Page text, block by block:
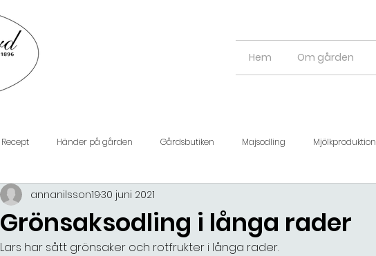
Hem Om gården
Recept Händer på gården Gårdsbutiken Majsodling Mjölkproduktion
Grönsaksodling i långa rader
annanilsson1930 juni 2021
Lars har sått grönsaker och rotfrukter i långa rader.